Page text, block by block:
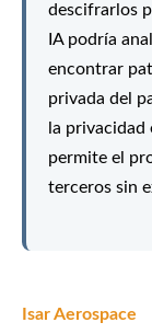
descifrarlos
IA podría
encontrar
privada del
la privacidad
permite el
terceros sin
Isar Aerospace